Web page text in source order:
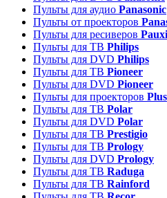
Пульты для аудио Panasonic
Пульты от проекторов
Пульты для ресиверов
Пульты для ТВ Philips
Пульты для DVD Philips
Пульты для ТВ Pioneer
Пульты для DVD Pioneer
Пульты для проекторов Plus
Пульты для ТВ Polar
Пульты для DVD Polar
Пульты для ТВ Prestigio
Пульты для ТВ Prology
Пульты для DVD Prology
Пульты для ТВ Raduga
Пульты для ТВ Rainford